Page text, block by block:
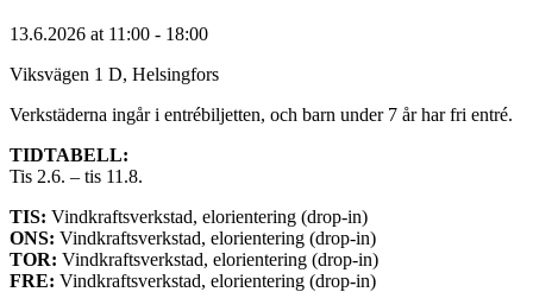
13.6.2026 at 11:00 - 18:00
Viksvägen 1 D, Helsingfors
Verkstäderna ingår i entrébiljetten, och barn under 7 år har fri entré.
TIDTABELL:
Tis 2.6. – tis 11.8.
TIS: Vindkraftsverkstad, elorientering (drop-in)
ONS: Vindkraftsverkstad, elorientering (drop-in)
TOR: Vindkraftsverkstad, elorientering (drop-in)
FRE: Vindkraftsverkstad, elorientering (drop-in)